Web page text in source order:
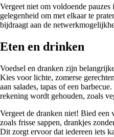
Vergeet niet om voldoende
gelegenheid om met elkaar te
bijdraagt aan de
Eten en drinken
Voedsel en dranken zijn
Kies voor lichte, zomerse
aan salades, tapas of een
rekening wordt gehouden, zoals
Vergeet de dranken niet! Bied een
zoals frisse sappen, drankjes
Dit zorgt ervoor dat iedereen iets